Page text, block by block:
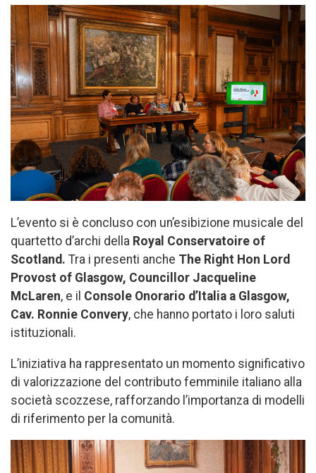
L’evento si è concluso con un’esibizione musicale del
quartetto d’archi della Royal Conservatoire of
Scotland. Tra i presenti anche The Right Hon Lord
Provost of Glasgow, Councillor Jacqueline
McLaren, e il Console Onorario d’Italia a Glasgow,
Cav. Ronnie Convery, che hanno portato i loro saluti
istituzionali.
L’iniziativa ha rappresentato un momento significativo
di valorizzazione del contributo femminile italiano alla
società scozzese, rafforzando l’importanza di modelli
di riferimento per la comunità.